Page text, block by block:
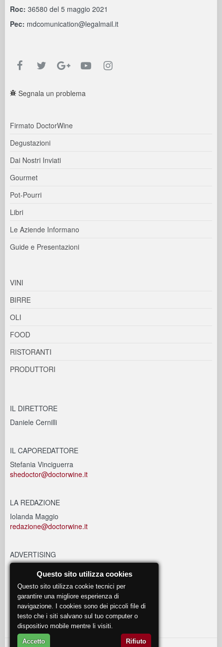
Roc: 36580 del 5 maggio 2021
Pec: mdcomunication@legalmail.it
Segnala un problema
Firmato DoctorWine
Degustazioni
Dai Nostri Inviati
Gourmet
Pot-Pourri
Libri
Le Aziende Informano
Guide e Presentazioni
VINI
BIRRE
OLI
FOOD
RISTORANTI
PRODUTTORI
IL DIRETTORE
Daniele Cernilli
IL CAPOREDATTORE
Stefania Vinciguerra
shedoctor@doctorwine.it
LA REDAZIONE
Iolanda Maggio
redazione@doctorwine.it
ADVERTISING
EVENTI
eventi@doctorwine.it
Questo sito utilizza cookies
Questo sito utilizza cookie tecnici per
garantire una migliore esperienza di
navigazione. I cookies sono dei piccoli file di
testo che i siti salvano sul tuo computer o
dispositivo mobile mentre li visiti.
Accetto Rifiuto